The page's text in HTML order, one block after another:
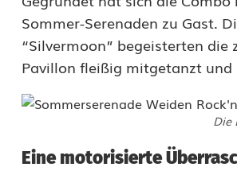
e
r
e
a
Sommer-Serenaden zu Gast.
“Silvermoon” begeisterten
Pavillon fleißig mitgetanzt
Die
Eine motorisierte